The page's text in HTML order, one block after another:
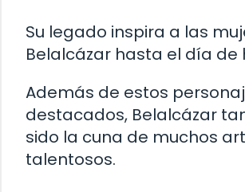
Su legado inspira a las
Belalcázar hasta el día de
Además de estos
destacados, Belalcázar
sido la cuna de muchos
talentosos.